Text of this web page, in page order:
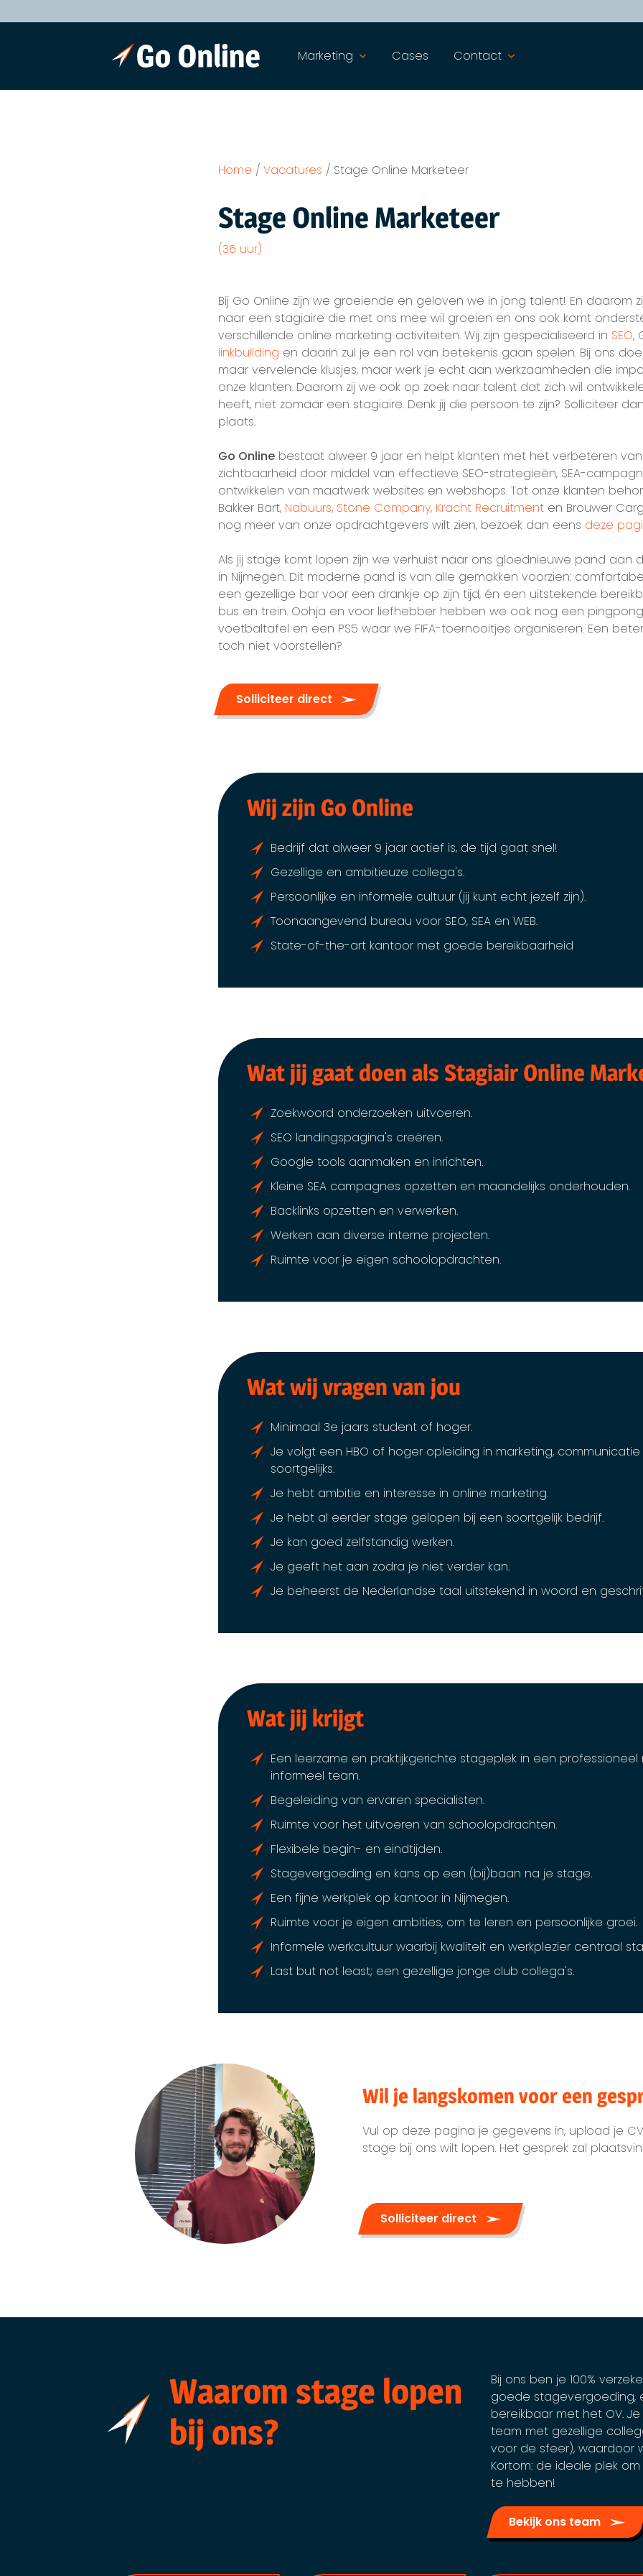
Marketing Cases Contact
Home /Vacatures / Stage Online Marketeer
Stage Online Marketeer
(36 uur)
Bij Go Online zijn we groeiende en geloven we in jong talent! En daarom
naar een stagiaire die met ons mee wil groeien en ons ook komt
verschillende online marketing activiteiten. Wij zijn gespecialiseerd in SEO,
linkbuilding en daarin zul je een rol van betekenis gaan spelen. Bij ons
maar vervelende klusjes, maar werk je echt aan werkzaamheden die
onze klanten. Daarom zij we ook op zoek naar talent dat zich wil
heeft, niet zomaar een stagiaire. Denk jij die persoon te zijn? Solliciteer
plaats.
Go Online bestaat alweer 9 jaar en helpt klanten met het verbeteren
zichtbaarheid door middel van effectieve SEO-strategieën, SEA-
ontwikkelen van maatwerk websites en webshops. Tot onze klanten
Bakker Bart, Nabuurs, Stone Company, Kracht Recruitment en Brouwer
nog meer van onze opdrachtgevers wilt zien, bezoek dan eens deze
Als jij stage komt lopen zijn we verhuist naar ons gloednieuwe pand aan
in Nijmegen. Dit moderne pand is van alle gemakken voorzien:
een gezellige bar voor een drankje op zijn tijd, én een uitstekende
bus en trein. Oohja en voor liefhebber hebben we ook nog een
voetbaltafel en een PS5 waar we FIFA-toernooitjes organiseren. Een
toch niet voorstellen?
Solliciteer direct
Wij zijn Go Online
Bedrijf dat alweer 9 jaar actief is, de tijd gaat snel!
Gezellige en ambitieuze collega's.
Persoonlijke en informele cultuur (jij kunt echt jezelf zijn).
Toonaangevend bureau voor SEO, SEA en WEB.
State-of-the-art kantoor met goede bereikbaarheid
Wat jij gaat doen als Stagiair Online
Zoekwoord onderzoeken uitvoeren.
SEO landingspagina's creëren.
Google tools aanmaken en inrichten.
Kleine SEA campagnes opzetten en maandelijks onderhouden.
Backlinks opzetten en verwerken.
Werken aan diverse interne projecten.
Ruimte voor je eigen schoolopdrachten.
Wat wij vragen van jou
Minimaal 3e jaars student of hoger.
Je volgt een HBO of hoger opleiding in marketing,
soortgelijks.
Je hebt ambitie en interesse in online marketing.
Je hebt al eerder stage gelopen bij een soortgelijk bedrijf.
Je kan goed zelfstandig werken.
Je geeft het aan zodra je niet verder kan.
Je beheerst de Nederlandse taal uitstekend in woord en
Wat jij krijgt
Een leerzame en praktijkgerichte stageplek in een professioneel
informeel team.
Begeleiding van ervaren specialisten.
Ruimte voor het uitvoeren van schoolopdrachten.
Flexibele begin- en eindtijden.
Stagevergoeding en kans op een (bij)baan na je stage.
Een fijne werkplek op kantoor in Nijmegen.
Ruimte voor je eigen ambities, om te leren en persoonlijke groei.
Informele werkcultuur waarbij kwaliteit en werkplezier centraal
Last but not least; een gezellige jonge club collega's.
Wil je langskomen voor een
Vul op deze pagina je gegevens in, upload je
stage bij ons wilt lopen. Het gesprek zal
Solliciteer direct
Waarom stage lopen
bij ons?
Bij ons ben je 100%
goede stagevergoeding,
bereikbaar met het OV.
team met gezellige
voor de sfeer), waardoor
Kortom: de ideale plek
te hebben!
Bekijk ons team